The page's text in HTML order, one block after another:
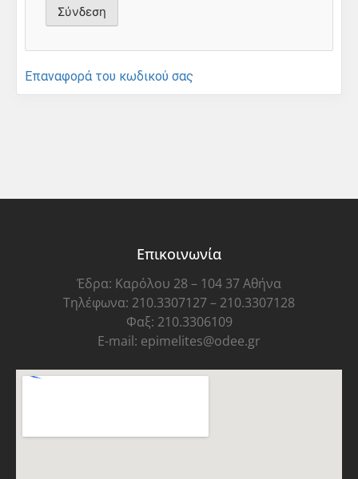
Επαναφορά του κωδικού σας
Επικοινωνία
Έδρα: Καρόλου 28 – 104 37 Αθήνα
Τηλέφωνα: 210.3307127 – 210.3307128
Φαξ: 210.3306109
E-mail: epimelites@odee.gr